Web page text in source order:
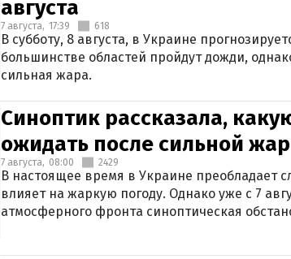
августа
7 августа, 17:39 618
В субботу, 8 августа, в Украине
большинстве областей пройдут дожди,
сильная жара.
Синоптик рассказала,
ожидать после сильной
7 августа, 08:00 2429
В настоящее время в Украине преобладает
влияет на жаркую погоду. Однако уже с 7
атмосферного фронта синоптическая